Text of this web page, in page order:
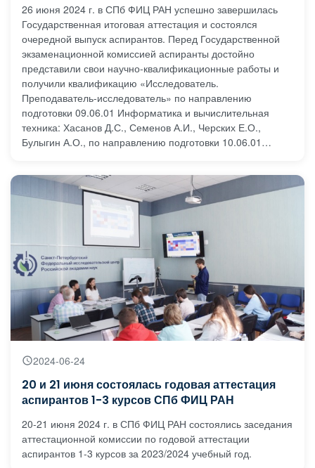
26 июня 2024 г. в СПб ФИЦ РАН успешно завершилась
Государственная итоговая аттестация и состоялся
очередной выпуск аспирантов. Перед Государственной
экзаменационной комиссией аспиранты достойно
представили свои научно-квалификационные работы и
получили квалификацию «Исследователь.
Преподаватель-исследователь» по направлению
подготовки 09.06.01 Информатика и вычислительная
техника: Хасанов Д.С., Семенов А.И., Черских Е.О.,
Булыгин А.О., по направлению подготовки 10.06.01
В.В.
2024-06-24
20 и 21 июня состоялась годовая аттестация
аспирантов 1-3 курсов СПб ФИЦ РАН
20-21 июня 2024 г. в СПб ФИЦ РАН состоялись заседания
аттестационной комиссии по годовой аттестации
аспирантов 1-3 курсов за 2023/2024 учебный год.